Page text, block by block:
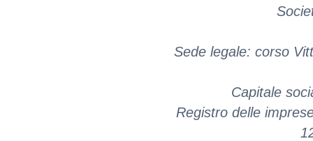
Sede legale: corso
Capitale
Registro delle